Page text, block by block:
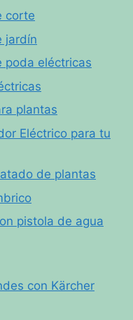
corte
jardín
poda eléctricas
plantas
Eléctrico para tu
de plantas
pistola de agua
con Kärcher